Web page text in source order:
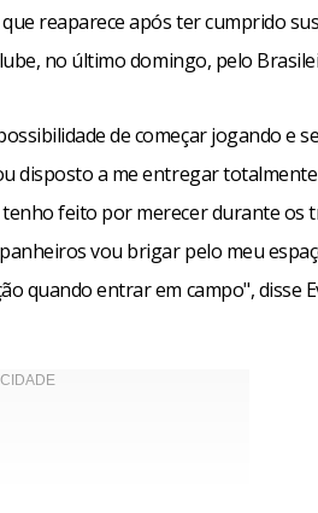
reaparece após ter cumprido
no último domingo, pelo
de começar jogando e
disposto a me entregar
feito por merecer durante os
vou brigar pelo meu
quando entrar em campo", disse